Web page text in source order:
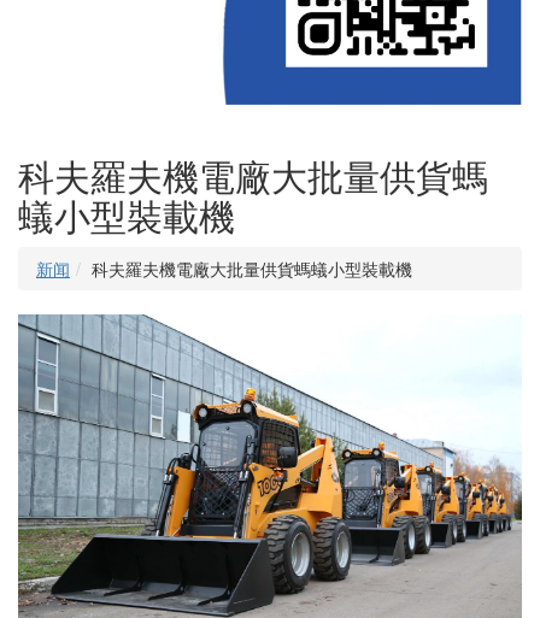
科夫羅夫機電廠大批量供貨螞
蟻小型裝載機
新闻 科夫羅夫機電廠大批量供貨螞蟻小型裝載機